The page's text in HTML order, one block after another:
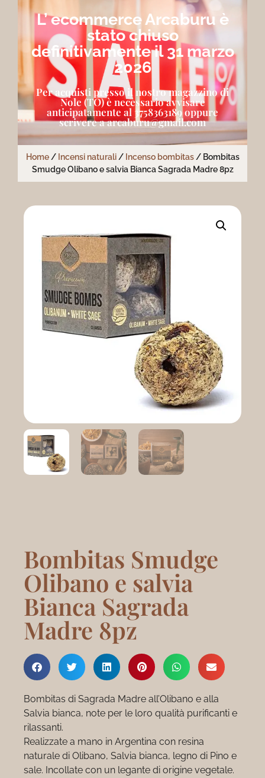
L’ ecommerce Arcaburu è
stato chiuso
definitivamente il 31 marzo
2026
Per acquisti presso il nostro magazzino di
Nole (TO) è necessario avvisare
anticipatamente al 3758363189 oppure
scrivere a arcaburu@gmail.com
Home/ Incensi naturali/ Incenso bombitas/ Bombitas
Smudge Olibano e salvia Bianca Sagrada Madre 8pz
Bombitas Smudge
Olibano e salvia
Bianca Sagrada
Madre 8pz
Bombitas di Sagrada Madre all’Olibano e alla
Salvia bianca, note per le loro qualità purificanti e
rilassanti.
Realizzate a mano in Argentina con resina
naturale di Olibano, Salvia bianca, legno di Pino e
sale. Incollate con un legante di origine vegetale.